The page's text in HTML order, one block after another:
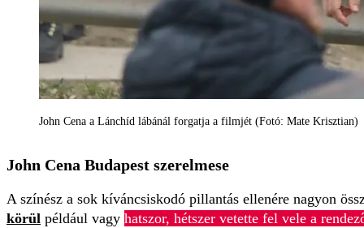
John Cena a Lánchíd lábánál forgatja a filmjét (Fotó: Mate Krisztian)
John Cena Budapest szerelmese
A színész a sok kíváncsiskodó pillantás ellenére nagyon
körül például vagy hatszor, hétszer vetette fel vele a